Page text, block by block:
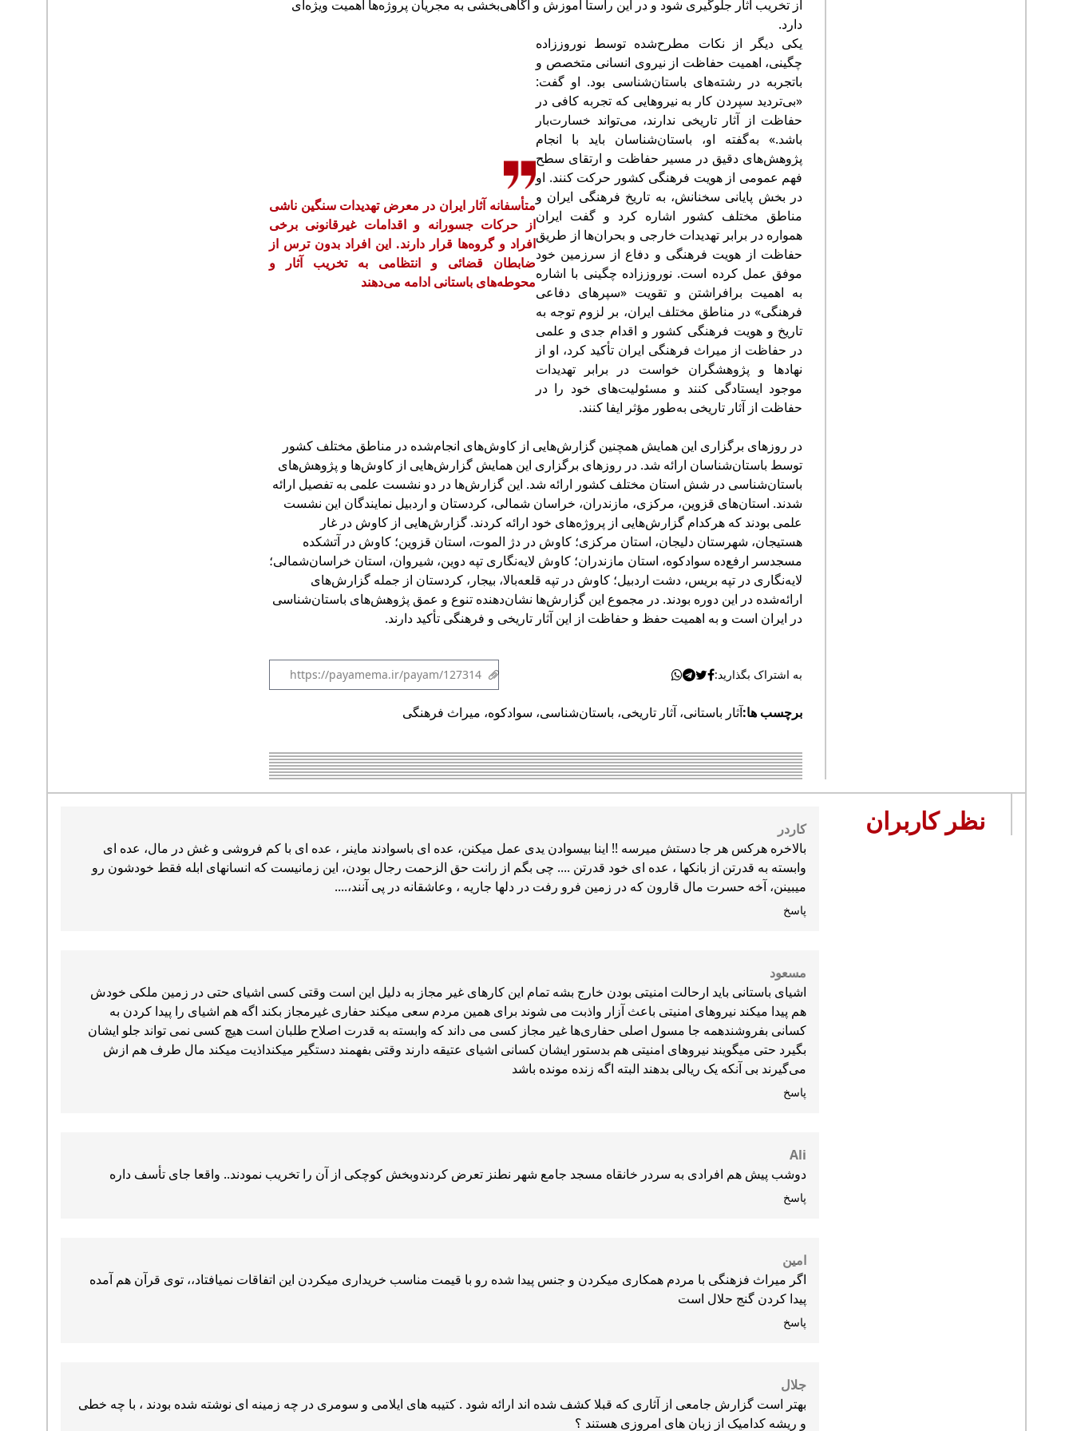
از تخریب آثار جلوگیری شود و در این راستا آموزش و آگاهی‌بخشی به مجریان پروژه‌ها اهمیت ویژه‌ای
دارد.
متأسفانه آثار ایران در معرض تهدیدات سنگین ناشی
از حرکات جسورانه و اقدامات غیرقانونی برخی
افراد و گروه‌ها قرار دارند. این افراد بدون ترس از
ضابطان قضائی و انتظامی به تخریب آثار و
محوطه‌های باستانی ادامه می‌دهند
یکی دیگر از نکات مطرح‌شده توسط نوروززاده
چگینی، اهمیت حفاظت از نیروی انسانی متخصص و
باتجربه در رشته‌های باستان‌شناسی بود. او گفت:
«بی‌تردید سپردن کار به نیروهایی که تجربه کافی در
حفاظت از آثار تاریخی ندارند، می‌تواند خسارت‌بار
باشد.» به‌گفته او، باستان‌شناسان باید با انجام
پژوهش‌های دقیق در مسیر حفاظت و ارتقای سطح
فهم عمومی از هویت فرهنگی کشور حرکت کنند. او
در بخش پایانی سخنانش، به تاریخ فرهنگی ایران و
مناطق مختلف کشور اشاره کرد و گفت ایران
همواره در برابر تهدیدات خارجی و بحران‌ها از طریق
حفاظت از هویت فرهنگی و دفاع از سرزمین خود
موفق عمل کرده است. نوروززاده چگینی با اشاره
به اهمیت برافراشتن و تقویت «سپرهای دفاعی
فرهنگی» در مناطق مختلف ایران، بر لزوم توجه به
تاریخ و هویت فرهنگی کشور و اقدام جدی و علمی
در حفاظت از میراث فرهنگی ایران تأکید کرد، او از
نهادها و پژوهشگران خواست در برابر تهدیدات
موجود ایستادگی کنند و مسئولیت‌های خود را در
حفاظت از آثار تاریخی به‌طور مؤثر ایفا کنند.
در روزهای برگزاری این همایش همچنین گزارش‌هایی از کاوش‌های انجام‌شده در مناطق مختلف کشور
توسط باستان‌شناسان ارائه شد. در روزهای برگزاری این همایش گزارش‌هایی از کاوش‌ها و پژوهش‌های
باستان‌شناسی در شش استان مختلف کشور ارائه شد. این گزارش‌ها در دو نشست علمی به تفصیل ارائه
شدند. استان‌های قزوین، مرکزی، مازندران، خراسان شمالی، کردستان و اردبیل نمایندگان این نشست
علمی بودند که هرکدام گزارش‌هایی از پروژه‌های خود ارائه کردند. گزارش‌هایی از کاوش در غار
هستیجان، شهرستان دلیجان، استان مرکزی؛ کاوش در دژ الموت، استان قزوین؛ کاوش در آتشکده
مسجدسر ارفع‌ده سوادکوه، استان مازندران؛ کاوش لایه‌نگاری تپه دوین، شیروان، استان خراسان‌شمالی؛
لایه‌نگاری در تپه بریس، دشت اردبیل؛ کاوش در تپه قلعه‌بالا، بیجار، کردستان از جمله گزارش‌های
ارائه‌شده در این دوره بودند. در مجموع این گزارش‌ها نشان‌دهنده تنوع و عمق پژوهش‌های باستان‌شناسی
در ایران است و به اهمیت حفظ و حفاظت از این آثار تاریخی و فرهنگی تأکید دارند.
به اشتراک بگذارید:
برچسب ها:آثار باستانی، آثار تاریخی، باستان‌شناسی، سوادکوه، میراث فرهنگی
نظر کاربران
کاردر
بالاخره هرکس هر جا دستش میرسه !! اینا بیسوادن یدی عمل میکنن، عده ای باسوادند ماینر ، عده ای با کم فروشی و غش در مال، عده ای
وابسته به قدرتن از بانکها ، عده ای خود قدرتن .... چی بگم از رانت حق الزحمت رجال بودن، این زمانیست که انسانهای ابله فقط خودشون رو
میبینن، آخه حسرت مال قارون که در زمین فرو رفت در دلها جاریه ، وعاشقانه در پی آنند،....
پاسخ
مسعود
اشیای باستانی باید ارحالت امنیتی بودن خارج بشه تمام این کارهای غیر مجاز به دلیل این است وقتی کسی اشیای حتی در زمین ملکی خودش
هم پیدا میکند نیروهای امنیتی باعث آزار واذبت می شوند برای همین مردم سعی میکند حفاری غیرمجاز بکند اگه هم اشیای را پیدا کردن به
کسانی بفروشندهمه جا مسول اصلی حفاری‌ها غیر مجاز کسی می داند که وابسته به قدرت اصلاح طلبان است هیچ کسی نمی تواند جلو ایشان
بگیرد حتی میگویند نیروهای امنیتی هم بدستور ایشان کسانی اشیای عتیقه دارند وقتی بفهمند دستگیر میکنداذیت میکند مال طرف هم ازش
می‌گیرند بی آنکه یک ریالی بدهند البته اگه زنده مونده باشد
پاسخ
Ali
دوشب پیش هم افرادی به سردر خانقاه مسجد جامع شهر نطنز تعرض کردندوبخش کوچکی از آن را تخریب نمودند.. واقعا جای تأسف داره
پاسخ
امین
اگر میراث فزهنگی با مردم همکاری میکردن و جنس پیدا شده رو با قیمت مناسب خریداری میکردن این اتفاقات نمیافتاد،، توی قرآن هم آمده
پیدا کردن گنج حلال است
پاسخ
جلال
بهتر است گزارش جامعی از آثاری که قبلا کشف شده اند ارائه شود . کتیبه های ایلامی و سومری در چه زمینه ای نوشته شده بودند ، با چه خطی
و ریشه کدامیک از زبان های امروزی هستند ؟